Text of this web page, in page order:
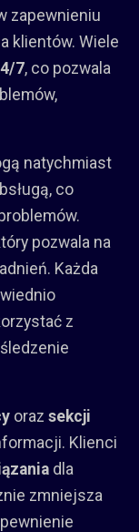
zapewnieniu
klientów. Wiele
7, co pozwala
natychmiast
co
pozwala na
Każda
z
oraz sekcji
Klienci
dla
zmniejsza